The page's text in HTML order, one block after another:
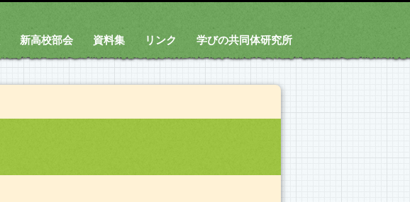
新高校部会 資料集 リンク 学びの共同体研究所